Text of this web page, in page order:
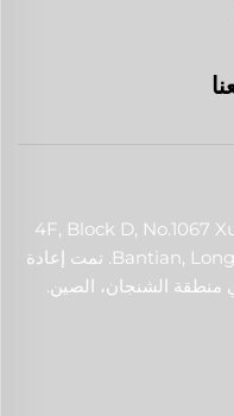
412, 4F, Block D,
Bantian, Longgang District, Shenzhen, China. تمت إعادة